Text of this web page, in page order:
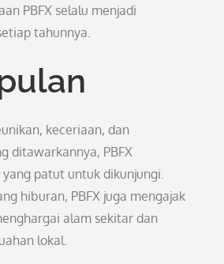
PBFX selalu menjadi
tahunnya.
keceriaan, dan
ditawarkannya, PBFX
patut untuk dikunjungi.
hiburan, PBFX juga mengajak
alam sekitar dan
lokal.